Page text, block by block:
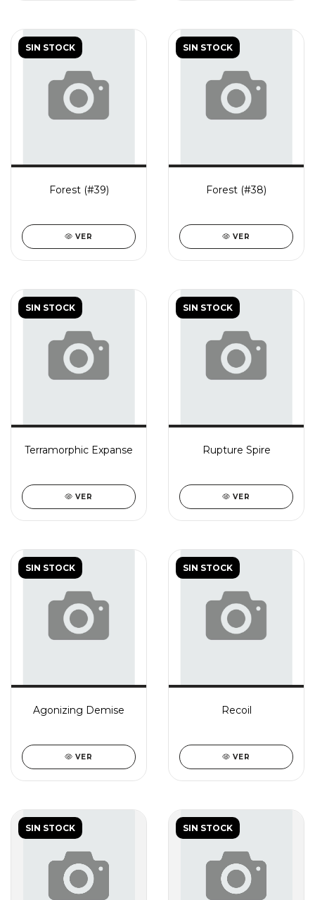
SIN STOCK
Forest (#39)
VER
SIN STOCK
Forest (#38)
VER
SIN STOCK
Terramorphic Expanse
VER
SIN STOCK
Rupture Spire
VER
SIN STOCK
Agonizing Demise
VER
SIN STOCK
Recoil
VER
SIN STOCK SIN STOCK